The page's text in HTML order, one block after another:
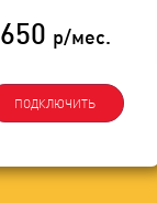
650 р/мес.
ПОДКЛЮЧИТЬ